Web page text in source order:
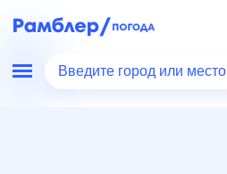
Введите город или место